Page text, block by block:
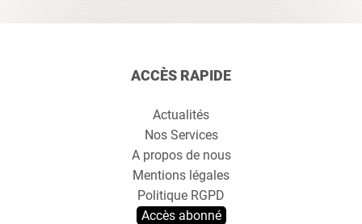
ACCÈS RAPIDE
Actualités
Nos Services
A propos de nous
Mentions légales
Politique RGPD
Accès abonné